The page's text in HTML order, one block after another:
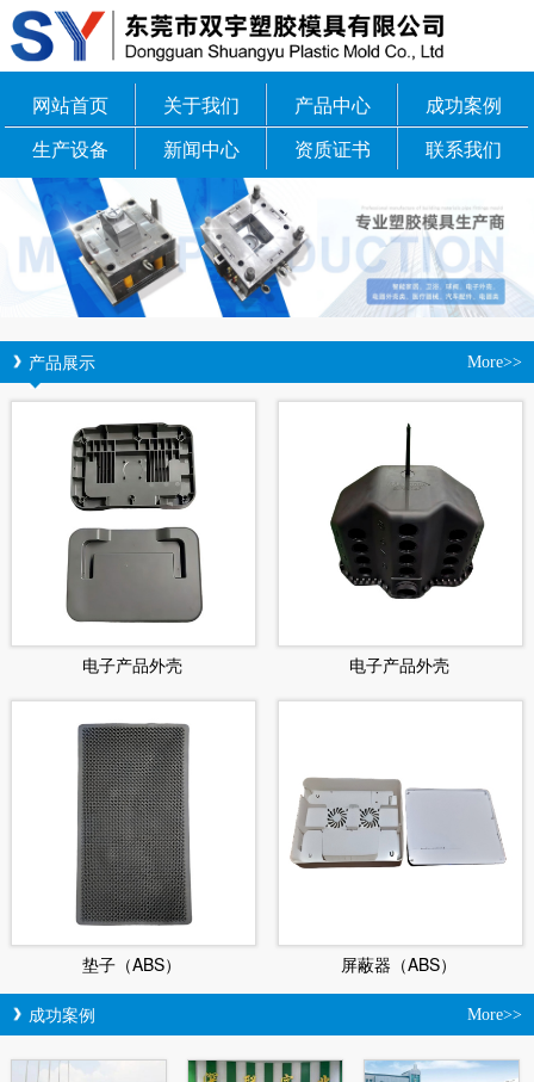
网站首页 关于我们 产品中心
成功案例
生产设备
新闻中心 资质证书 联系我们
More>>
产品展示
电子产品外壳 电子产品外壳
垫子（ABS） 屏蔽器（ABS）
More>>
成功案例